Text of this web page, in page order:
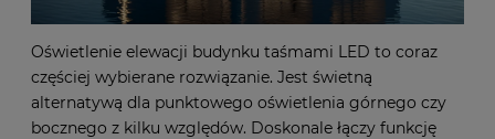
Oświetlenie elewacji budynku taśmami LED to coraz
częściej wybierane rozwiązanie. Jest świetną
alternatywą dla punktowego oświetlenia górnego czy
bocznego z kilku względów. Doskonale łączy funkcję